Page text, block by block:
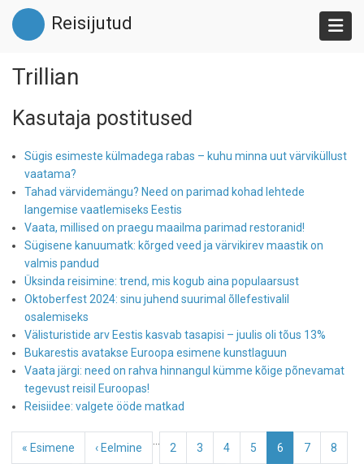
Liigu
edasi
põhisisu
Reisijutud
Trillian
Kasutaja postitused
Sügis esimeste külmadega rabas – kuhu minna uut värviküllust
vaatama?
Tahad värvidemängu? Need on parimad kohad lehtede
langemise vaatlemiseks Eestis
Vaata, millised on praegu maailma parimad restoranid!
Sügisene kanuumatk: kõrged veed ja värvikirev maastik on
valmis pandud
Üksinda reisimine: trend, mis kogub aina populaarsust
Oktoberfest 2024: sinu juhend suurimal õllefestivalil
osalemiseks
Välisturistide arv Eestis kasvab tasapisi – juulis oli tõus 13%
Bukarestis avatakse Euroopa esimene kunstlaguun
Vaata järgi: need on rahva hinnangul kümme kõige põnevamat
tegevust reisil Euroopas!
Reisiidee: valgete ööde matkad
Pagination
Esimene
« Esimene
Eelmine
‹ Eelmine Page
2 Page
3 Page
4 Page
5
Eesolev
6 Page
7 Page
8